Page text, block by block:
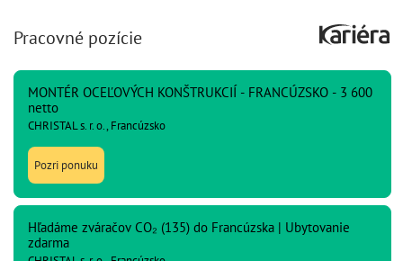
Pracovné pozície
MONTÉR OCEĽOVÝCH KONŠTRUKCIÍ - FRANCÚZSKO - 3 600
netto
CHRISTAL s. r. o., Francúzsko
Pozri ponuku
Hľadáme zváračov CO₂ (135) do Francúzska | Ubytovanie
zdarma